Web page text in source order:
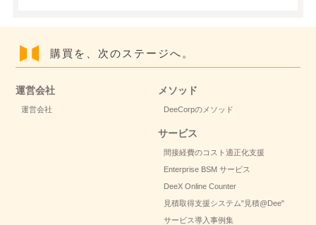
購買を、次のステージへ。
運営会社
運営会社
メソッド
DeeCorpのメソッド
サービス
間接経費のコスト適正化支援
Enterprise BSM サービス
DeeX Online Counter
見積取得支援システム"見積@Dee"
サービス導入事例集